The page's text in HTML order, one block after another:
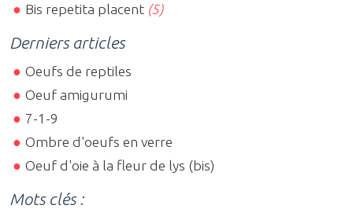
Bis repetita placent (5)
Derniers articles
Oeufs de reptiles
Oeuf amigurumi
7-1-9
Ombre d'oeufs en verre
Oeuf d'oie à la fleur de lys (bis)
Mots clés :